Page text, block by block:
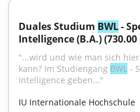
Duales Studium BWL -
Intelligence (B.A.)
"...wird und wie man sich
kann? Im Studiengang BWL -
Intelligence geben..."
IU Internationale Hochschule